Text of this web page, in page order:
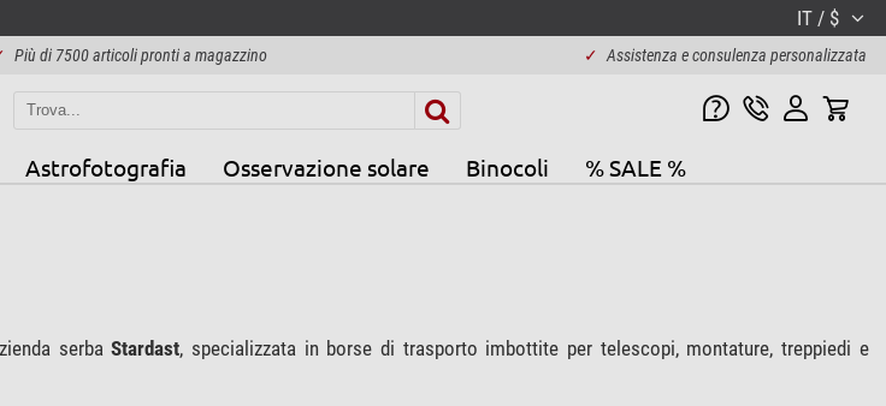
IT / $
Più di 7500 articoli pronti a magazzino ✓ Assistenza e consulenza personalizzata
Astrofotografia Osservazione solare Binocoli % SALE %
serbaStardast, specializzata in borse di trasporto imbottite per telescopi, montature, treppiedi e